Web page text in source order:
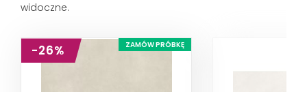
widoczne.
-26% ZAMÓW PRÓBKĘ